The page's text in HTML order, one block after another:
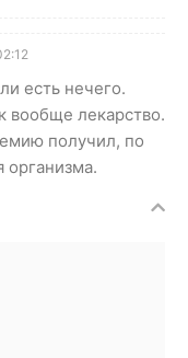
есть нечего.
вообще лекарство.
получил, по
организма.